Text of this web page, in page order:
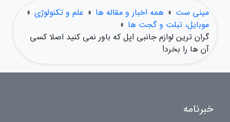
مینی ست » همه اخبار و مقاله ها » علم و تکنولوژی »
موبایل، تبلت و گجت ها »
گران ترین لوازم جانبی اپل که باور نمی کنید اصلا کسی
آن ها را بخرد!
خبرنامه